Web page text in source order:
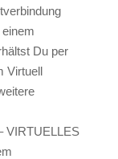
Du per
Virtuell
VIRTUELLES